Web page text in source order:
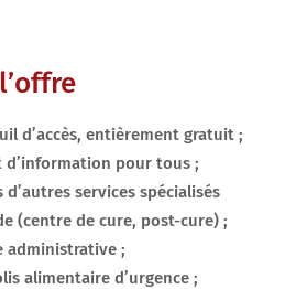
d’accès, entièrement gratuit ;
d’information pour tous ;
services spécialisés
(centre de cure, post-cure) ;
administrative ;
alimentaire d’urgence ;